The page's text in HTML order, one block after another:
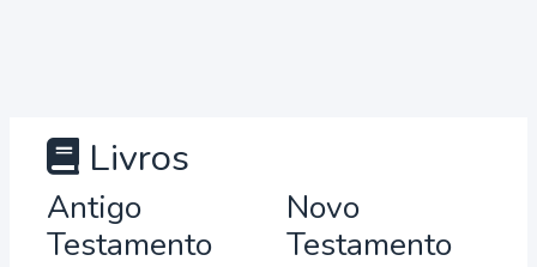
Livros
Antigo
Testamento
Novo
Testamento